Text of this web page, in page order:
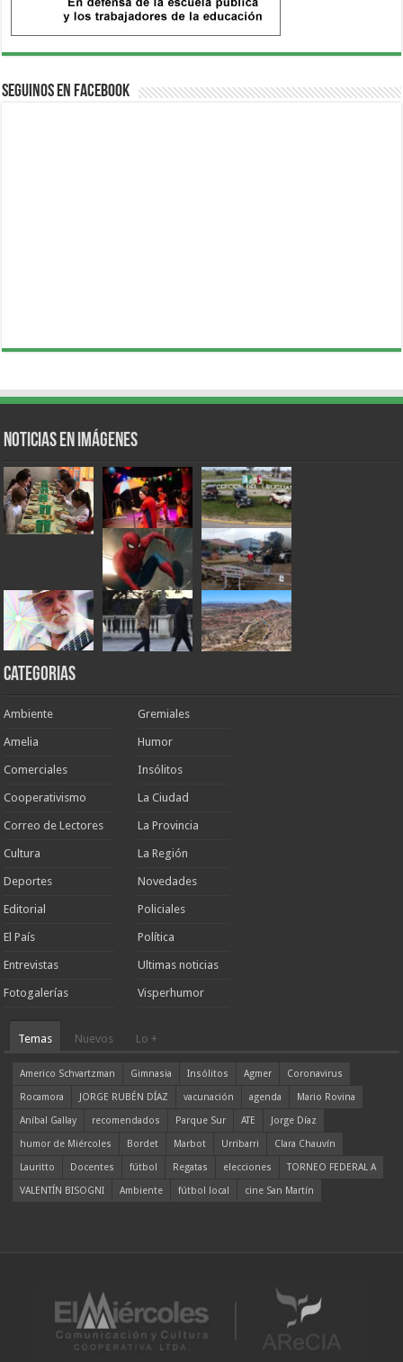
Seguinos en Facebook
Noticias en Imágenes
Categorias
Ambiente
Amelia
Comerciales
Cooperativismo
Correo de Lectores
Cultura
Deportes
Editorial
El País
Entrevistas
Fotogalerías
Gremiales
Humor
Insólitos
La Ciudad
La Provincia
La Región
Novedades
Policiales
Política
Ultimas noticias
Visperhumor
Temas Nuevos Lo +
Americo Schvartzman Gimnasia Insólitos Agmer
Coronavirus
Rocamora
JORGE RUBÉN DÍAZ vacunación agenda
Mario Rovina
Aníbal Gallay
recomendados Parque Sur ATE
Jorge Díaz
humor de Miércoles
Bordet Marbot Urribarri
Clara Chauvín
Lauritto
Docentes fútbol Regatas elecciones
TORNEO FEDERAL A
VALENTÍN BISOGNI
Ambiente fútbol local cine San Martín